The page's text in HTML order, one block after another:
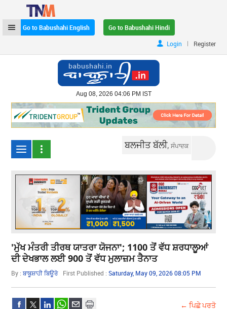
Go to Babushahi English
Go to Babushahi Hindi
Login
| Register
Aug 08, 2026 04:06 PM IST
ਬਲਜੀਤ ਬੱਲੀ,ਸੰਪਾਦਕ
'ਮੁੱਖ ਮੰਤਰੀ ਤੀਰਥ ਯਾਤਰਾ ਯੋਜਨਾ'; 1100 ਤੋਂ ਵੱਧ ਸ਼ਰਧਾਲੂਆਂ
ਦੀ ਦੇਖਭਾਲ ਲਈ 900 ਤੋਂ ਵੱਧ ਮੁਲਾਜ਼ਮ ਤੈਨਾਤ
By :ਬਾਬੂਸ਼ਾਹੀ ਬਿਊਰੋ First Published :Saturday, May 09, 2026 08:05 PM
← ਪਿਛੇ ਪਰਤੋ